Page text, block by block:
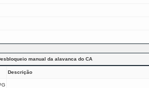
manual da alavanca do CA
Descrição